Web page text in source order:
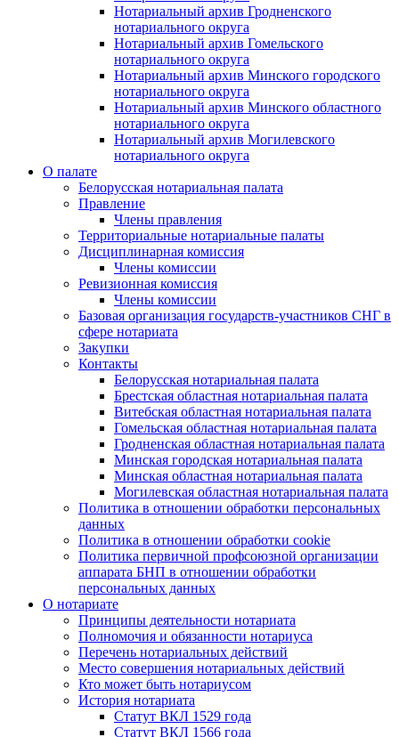
Нотариальный архив Гродненского
нотариального округа
Нотариальный архив Гомельского
нотариального округа
Нотариальный архив Минского городского
нотариального округа
Нотариальный архив Минского областного
нотариального округа
Нотариальный архив Могилевского
нотариального округа
О палате
Белорусская нотариальная палата
Правление
Члены правления
Территориальные нотариальные палаты
Дисциплинарная комиссия
Члены комиссии
Ревизионная комиссия
Члены комиссии
Базовая организация государств-участников СНГ в
сфере нотариата
Закупки
Контакты
Белорусская нотариальная палата
Брестская областная нотариальная палата
Витебская областная нотариальная палата
Гомельская областная нотариальная палата
Гродненская областная нотариальная палата
Минская городская нотариальная палата
Минская областная нотариальная палата
Могилевская областная нотариальная палата
Политика в отношении обработки персональных
данных
Политика в отношении обработки cookie
Политика первичной профсоюзной организации
аппарата БНП в отношении обработки
персональных данных
О нотариате
Принципы деятельности нотариата
Полномочия и обязанности нотариуса
Перечень нотариальных действий
Место совершения нотариальных действий
Кто может быть нотариусом
История нотариата
Статут ВКЛ 1529 года
Статут ВКЛ 1566 года